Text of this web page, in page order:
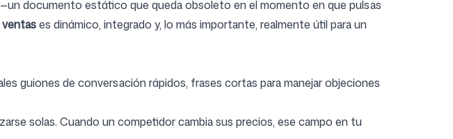
documento estático que queda obsoleto en el momento en que pulsas
ventases dinámico, integrado y, lo más importante, realmente útil para un
guiones de conversación rápidos, frases cortas para manejar objeciones
solas. Cuando un competidor cambia sus precios, ese campo en tu